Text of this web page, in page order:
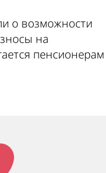
о возможности
на
пенсионерам